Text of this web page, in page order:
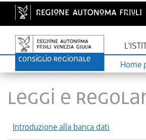
Home
LEGGI E
Introduzione alla banca dati